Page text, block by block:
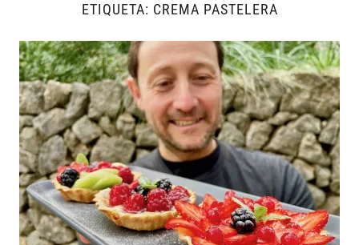
ETIQUETA: CREMA PASTELERA